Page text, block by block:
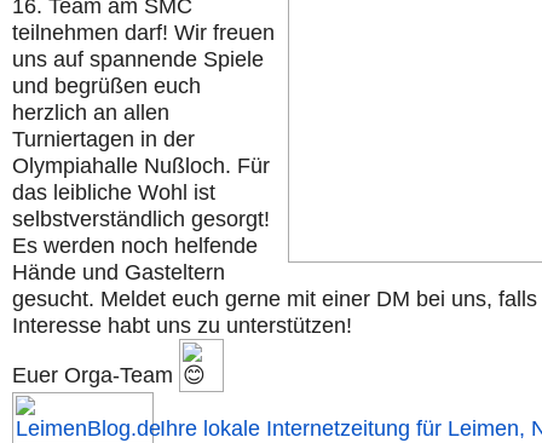
16. Team am SMC
teilnehmen darf! Wir freuen
uns auf spannende Spiele
und begrüßen euch
herzlich an allen
Turniertagen in der
Olympiahalle Nußloch. Für
das leibliche Wohl ist
selbstverständlich gesorgt!
Es werden noch helfende
Hände und Gasteltern
gesucht. Meldet euch gerne mit einer DM bei uns, falls
Interesse habt uns zu unterstützen!
Euer Orga-Team
Ihre lokale Internetzeitung für Leimen,